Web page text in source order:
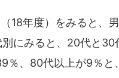
18年度）をみると、
別にみると、20代と
％、80代以上が9％と